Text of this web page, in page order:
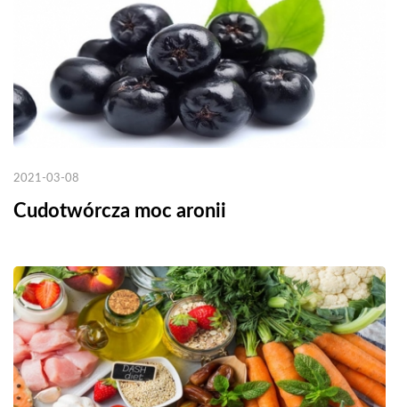
2021-03-08
Cudotwórcza moc aronii